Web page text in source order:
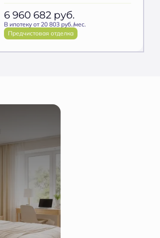
6 960 682 руб.
В ипотеку от 20 803 руб./мес.
Предчистовая отделка